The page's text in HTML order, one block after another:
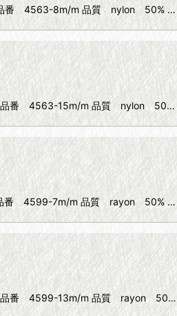
m 品番 4563-8m/m 品質 nylon 50% …
m 品番 4563-15m/m 品質 nylon 50…
品番 4599-7m/m 品質 rayon 50% …
m 品番 4599-13m/m 品質 rayon 50…